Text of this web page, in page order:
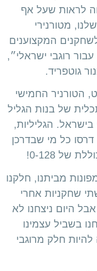
לראות שעל אף
מטורנירי
המקצוענים
רוגבי ישראלי״,
גוטפריד.
הטורניר החמישי
של בנות הגליל
הגליליות,
כל מי שבדרכן
0-128!
מביתנו, חלקנו
שחקניות אחרי
היום ניצחנו לא
בשביל עצמינו
להיות חלק מרוגבי